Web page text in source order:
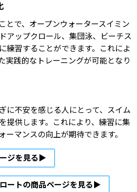
とで、オープンウォータースイミン
アップクロール、集団泳、ビーチス
練習することができます。これによ
実践的なトレーニングが可能となり
に不安を感じる人にとって、スイム
提供します。これにより、練習に集
ーマンスの向上が期待できます。
ジを見る▶
ートの商品ページを見る▶